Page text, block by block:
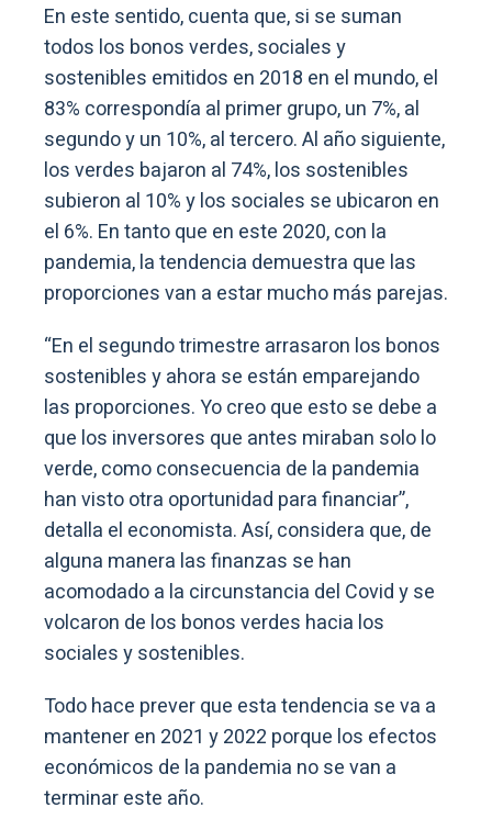
En este sentido, cuenta que, si se suman
todos los bonos verdes, sociales y
sostenibles emitidos en 2018 en el mundo, el
83% correspondía al primer grupo, un 7%, al
segundo y un 10%, al tercero. Al año siguiente,
los verdes bajaron al 74%, los sostenibles
subieron al 10% y los sociales se ubicaron en
el 6%. En tanto que en este 2020, con la
pandemia, la tendencia demuestra que las
proporciones van a estar mucho más parejas.
“En el segundo trimestre arrasaron los bonos
sostenibles y ahora se están emparejando
las proporciones. Yo creo que esto se debe a
que los inversores que antes miraban solo lo
verde, como consecuencia de la pandemia
han visto otra oportunidad para financiar”,
detalla el economista. Así, considera que, de
alguna manera las finanzas se han
acomodado a la circunstancia del Covid y se
volcaron de los bonos verdes hacia los
sociales y sostenibles.
Todo hace prever que esta tendencia se va a
mantener en 2021 y 2022 porque los efectos
económicos de la pandemia no se van a
terminar este año.